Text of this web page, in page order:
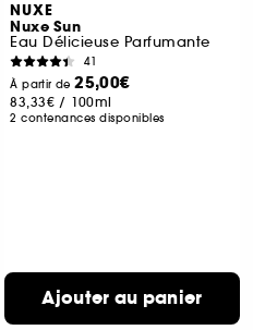
NUXE
Nuxe Sun
Eau Délicieuse Parfumante
41
À partir de25,00€
83,33€ / 100ml
2 contenances disponibles
Ajouter au panier